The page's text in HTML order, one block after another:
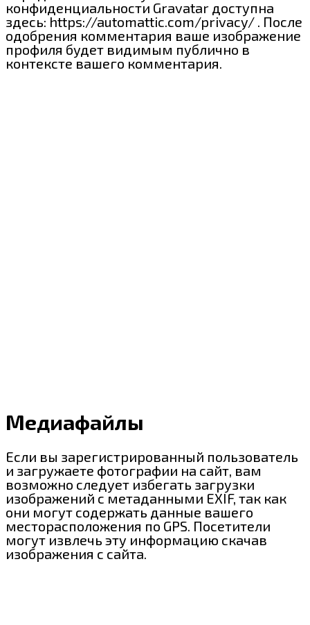
конфиденциальности Gravatar доступна
здесь: https://automattic.com/privacy/ . После
одобрения комментария ваше изображение
профиля будет видимым публично в
контексте вашего комментария.
Медиафайлы
Если вы зарегистрированный пользователь
и загружаете фотографии на сайт, вам
возможно следует избегать загрузки
изображений с метаданными EXIF, так как
они могут содержать данные вашего
месторасположения по GPS. Посетители
могут извлечь эту информацию скачав
изображения с сайта.